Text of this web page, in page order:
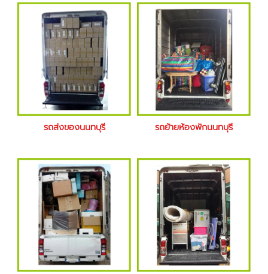
รถส่งของนนทบุรี รถย้ายห้องพักนนทบุรี